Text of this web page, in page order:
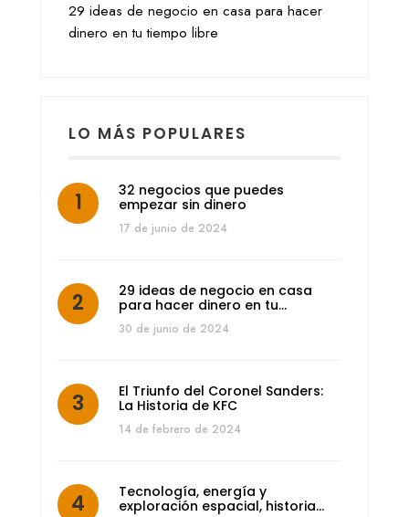
29 ideas de negocio en casa para hacer
dinero en tu tiempo libre
LO MÁS POPULARES
32 negocios que puedes
empezar sin dinero
17 de junio de 2024
29 ideas de negocio en casa
para hacer dinero en tu…
30 de junio de 2024
El Triunfo del Coronel Sanders:
La Historia de KFC
14 de febrero de 2024
Tecnología, energía y
exploración espacial, historia…